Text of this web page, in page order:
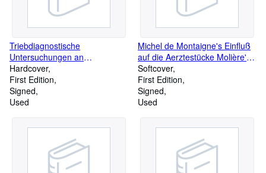
Triebdiagnostische
Untersuchungen an
Lungentuberkulösen. Ein
Beitrag zur psychologischen
Forschung.
Hardcover
First Edition
Signed
Used
Michel de Montaigne's Einfluß
auf die Aerztestücke Molière's.
Inaugural-Dissertation der
hohen philosophischen
Fakultät der Universität Jena
zur Erlangung der
Softcover
First Edition
Signed
Used